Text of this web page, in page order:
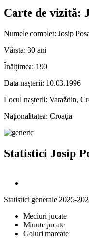
Carte de vizită:
Numele complet: Josip
Vârsta: 30 ani
Înălțimea: 190
Data nașterii: 10.03.1996
Locul nașterii: Varaždin,
Naționalitatea: Croaţia
Statistici Josip
Statistici generale 2025-
Meciuri jucate
Minute jucate
Goluri marcate